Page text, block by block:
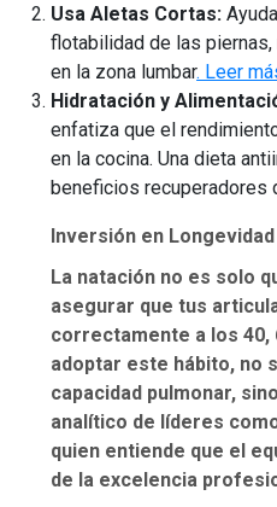
Usa Aletas Cortas:
flotabilidad de las
en la zona lumbar. Leer
Hidratación y
enfatiza que el
en la cocina. Una dieta
beneficios recuperadores
Inversión en Longevidad
La natación no es solo
asegurar que tus
correctamente a los 40,
adoptar este hábito, no
capacidad pulmonar,
analítico de líderes
quien entiende que el
de la excelencia